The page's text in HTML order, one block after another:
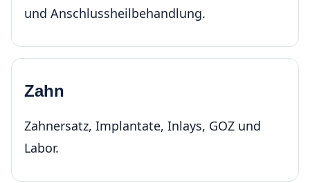
und Anschlussheilbehandlung.
Zahn
Zahnersatz, Implantate, Inlays, GOZ und
Labor.